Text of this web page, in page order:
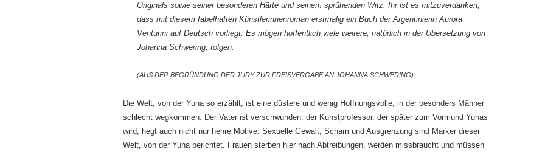
Originals sowie seiner besonderen Härte und seinem sprühenden Witz. Ihr ist es mitzuverdanken,
dass mit diesem fabelhaften Künstlerinnenroman erstmalig ein Buch der Argentinierin Aurora
Venturini auf Deutsch vorliegt. Es mögen hoffentlich viele weitere, natürlich in der Übersetzung von
Johanna Schwering, folgen.
(AUS DER BEGRÜNDUNG DER JURY ZUR PREISVERGABE AN JOHANNA SCHWERING)
Die Welt, von der Yuna so erzählt, ist eine düstere und wenig Hoffnungsvolle, in der besonders Männer
schlecht wegkommen. Der Vater ist verschwunden, der Kunstprofessor, der später zum Vormund Yunas
wird, hegt auch nicht nur hehre Motive. Sexuelle Gewalt, Scham und Ausgrenzung sind Marker dieser
Welt, von der Yuna berichtet. Frauen sterben hier nach Abtreibungen, werden missbraucht und müssen